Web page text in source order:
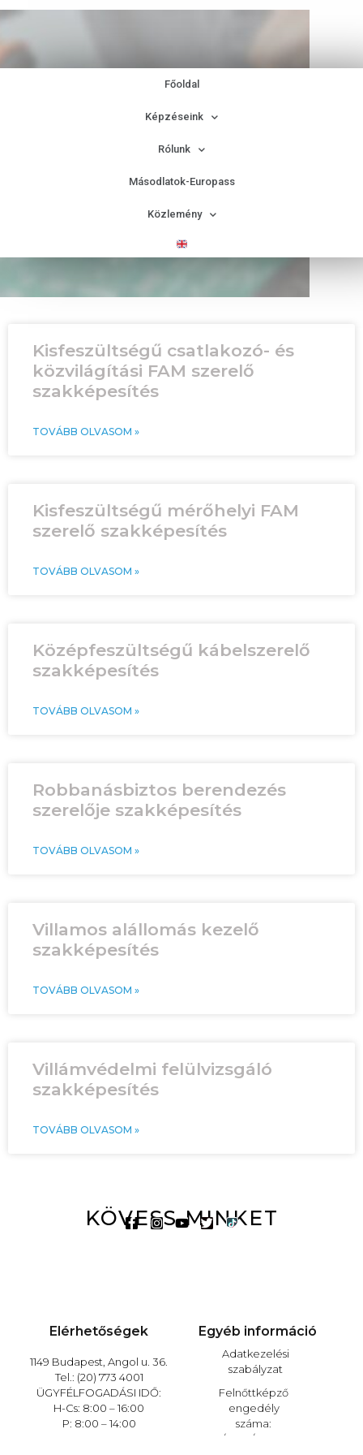
Főoldal
Képzéseink
Rólunk
Másodlatok-Europass
Közlemény
elektrotechnika
Kisfeszültségű csatlakozó- és
közvilágítási FAM szerelő
szakképesítés
TOVÁBB OLVASOM »
Kisfeszültségű mérőhelyi FAM
szerelő szakképesítés
TOVÁBB OLVASOM »
Középfeszültségű kábelszerelő
szakképesítés
TOVÁBB OLVASOM »
Robbanásbiztos berendezés
szerelője szakképesítés
TOVÁBB OLVASOM »
Villamos alállomás kezelő
szakképesítés
TOVÁBB OLVASOM »
Villámvédelmi felülvizsgáló
szakképesítés
TOVÁBB OLVASOM »
KÖVESS MINKET
Elérhetőségek
1149 Budapest, Angol u. 36.
Tel.: (20) 773 4001
ÜGYFÉLFOGADÁSI IDŐ:
H-Cs: 8:00 – 16:00
P: 8:00 – 14:00
Egyéb információ
Adatkezelési
szabályzat
Felnőttképző
engedély
száma:
E/2020/000145